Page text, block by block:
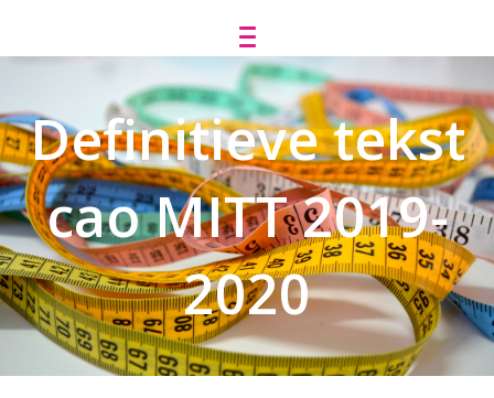
Definitieve tekst
cao MITT 2019-
2020